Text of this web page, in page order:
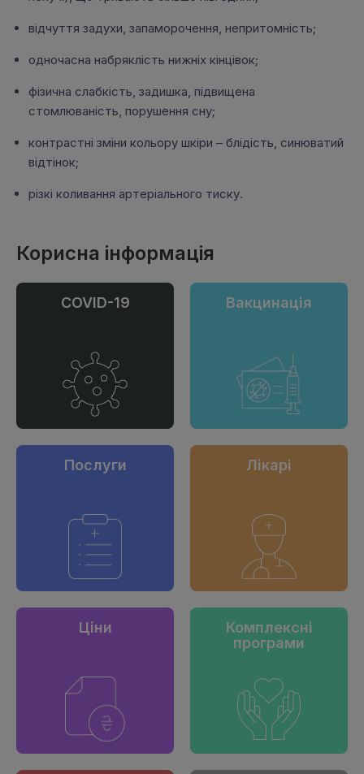
відчуття задухи, запаморочення, непритомність;
одночасна набряклість нижніх кінцівок;
фізична слабкість, задишка, підвищена
стомлюваність, порушення сну;
контрастні зміни кольору шкіри – блідість, синюватий
відтінок;
різкі коливання артеріального тиску.
Корисна інформація
COVID-19 Вакцинація
Послуги Лікарі
Ціни
Комплексні
програми